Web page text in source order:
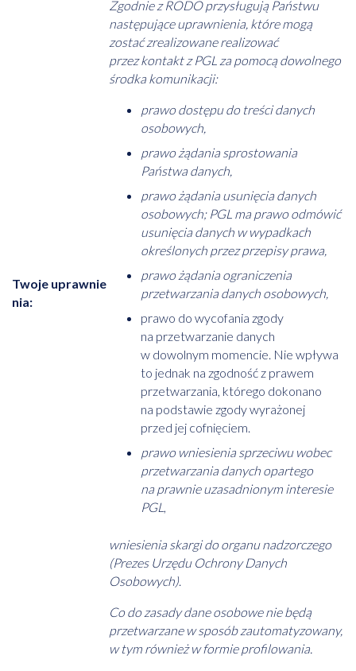
Twoje uprawnie
nia:
Zgodnie z RODO przysługują Państwu
następujące uprawnienia, które mogą
zostać zrealizowane realizować
przez kontakt z PGL za pomocą dowolnego
środka komunikacji:
prawo dostępu do treści danych
osobowych,
prawo żądania sprostowania
Państwa danych,
prawo żądania usunięcia danych
osobowych; PGL ma prawo odmówić
usunięcia danych w wypadkach
określonych przez przepisy prawa,
prawo żądania ograniczenia
przetwarzania danych osobowych,
prawo do wycofania zgody
na przetwarzanie danych
w dowolnym momencie. Nie wpływa
to jednak na zgodność z prawem
przetwarzania, którego dokonano
na podstawie zgody wyrażonej
przed jej cofnięciem.
prawo wniesienia sprzeciwu wobec
przetwarzania danych opartego
na prawnie uzasadnionym interesie
PGL,
wniesienia skargi do organu nadzorczego
(Prezes Urzędu Ochrony Danych
Osobowych).
Co do zasady dane osobowe nie będą
przetwarzane w sposób zautomatyzowany,
w tym również w formie profilowania.